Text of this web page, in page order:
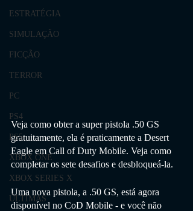
ESTRATÉGIA
SIMULAÇÃO
FICÇÃO
TERROR
PC
PS4
PS5
XBOX ONE
XBOX SERIES X
ÚLTIMAS
Veja como obter a super pistola .50 GS
gratuitamente, ela é praticamente a Desert
Eagle em Call of Duty Mobile. Veja como
completar os sete desafios e desbloqueá-la.
Uma nova pistola, a .50 GS, está agora
disponível no CoD Mobile - e você não